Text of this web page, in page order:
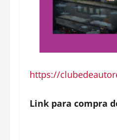
https://
Link para compra